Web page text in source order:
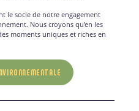
le socle de notre engagement
Nous croyons qu’en les
moments uniques et riches en